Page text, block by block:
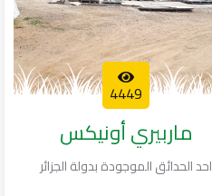
4449
ماربيري أونيكس
احد الحدائق الموجودة بدولة الجزائر